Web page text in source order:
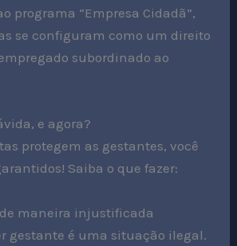
programa “Empresa Cidadã”,
se configuram como um direito
subordinado ao
e agora?
protegem as gestantes, você
Saiba o que fazer:
maneira injustificada
gestante é uma situação ilegal.